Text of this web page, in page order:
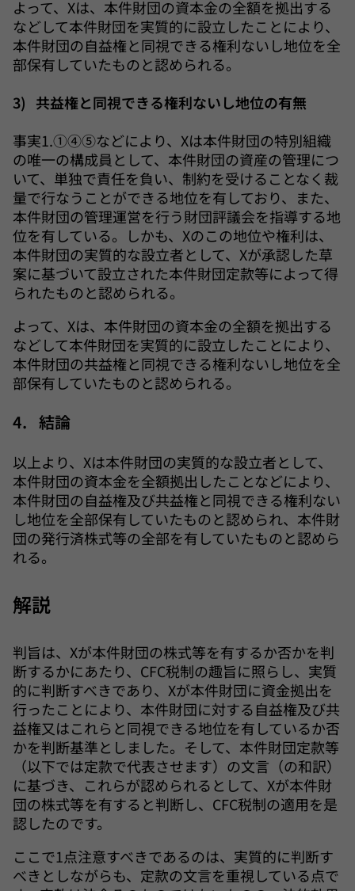
よって、Xは、本件財団の資本金の全額を拠出する
などして本件財団を実質的に設立したことにより、
本件財団の自益権と同視できる権利ないし地位を全
部保有していたものと認められる。
3) 共益権と同視できる権利ないし地位の有無
事実1.①④⑤などにより、Xは本件財団の特別組織
の唯一の構成員として、本件財団の資産の管理につ
いて、単独で責任を負い、制約を受けることなく裁
量で行なうことができる地位を有しており、また、
本件財団の管理運営を行う財団評議会を指導する地
位を有している。しかも、Xのこの地位や権利は、
本件財団の実質的な設立者として、Xが承認した草
案に基づいて設立された本件財団定款等によって得
られたものと認められる。
よって、Xは、本件財団の資本金の全額を拠出する
などして本件財団を実質的に設立したことにより、
本件財団の共益権と同視できる権利ないし地位を全
部保有していたものと認められる。
4. 結論
以上より、Xは本件財団の実質的な設立者として、
本件財団の資本金を全額拠出したことなどにより、
本件財団の自益権及び共益権と同視できる権利ない
し地位を全部保有していたものと認められ、本件財
団の発行済株式等の全部を有していたものと認めら
れる。
解説
判旨は、Xが本件財団の株式等を有するか否かを判
断するかにあたり、CFC税制の趣旨に照らし、実質
的に判断すべきであり、Xが本件財団に資金拠出を
行ったことにより、本件財団に対する自益権及び共
益権又はこれらと同視できる地位を有しているか否
かを判断基準としました。そして、本件財団定款等
（以下では定款で代表させます）の文言（の和訳）
に基づき、これらが認められるとして、Xが本件財
団の株式等を有すると判断し、CFC税制の適用を是
認したのです。
ここで1点注意すべきであるのは、実質的に判断す
べきとしながらも、定款の文言を重視している点で